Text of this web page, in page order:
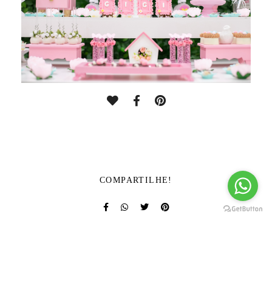
COMPARTILHE!